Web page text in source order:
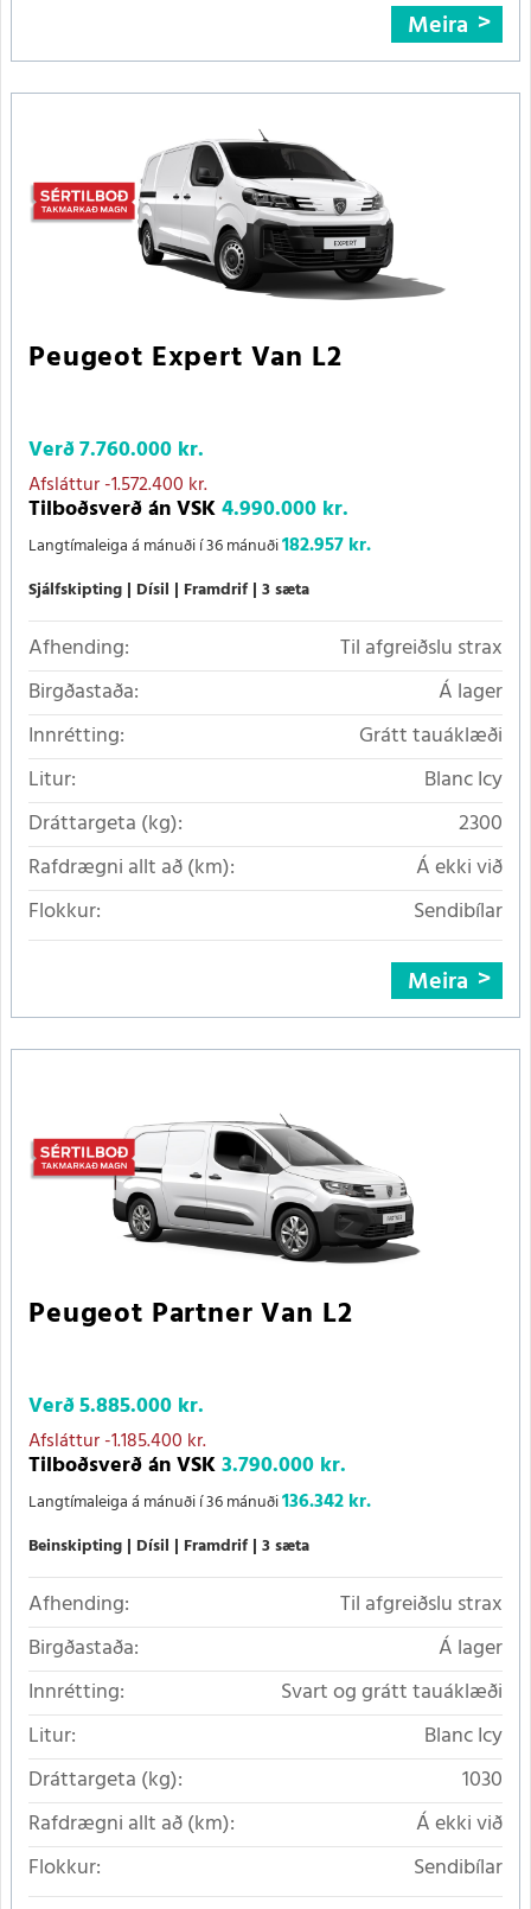
Meira
Peugeot Expert Van L2
Verð7.760.000 kr.
Afsláttur-1.572.400 kr.
Tilboðsverð án VSK4.990.000 kr.
Langtímaleiga á mánuði í 36 mánuði182.957 kr.
Sjálfskipting Dísil Framdrif 3 sæta
Afhending:
Til afgreiðslu strax
Birgðastaða:
Á lager
Innrétting:
Grátt tauáklæði
Litur:
Blanc Icy
Dráttargeta (kg):
2300
Rafdrægni allt að (km):
Á ekki við
Flokkur:
Sendibílar
Meira
Peugeot Partner Van L2
Verð5.885.000 kr.
Afsláttur-1.185.400 kr.
Tilboðsverð án VSK3.790.000 kr.
Langtímaleiga á mánuði í 36 mánuði136.342 kr.
Beinskipting Dísil Framdrif 3 sæta
Afhending:
Til afgreiðslu strax
Birgðastaða:
Á lager
Innrétting:
Svart og grátt tauáklæði
Litur:
Blanc Icy
Dráttargeta (kg):
1030
Rafdrægni allt að (km):
Á ekki við
Flokkur:
Sendibílar